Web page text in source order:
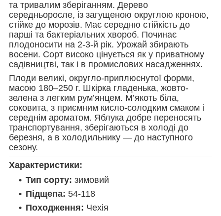
та тривалим зберіганням. Дерево
середньоросле, із загущеною округлою кроною,
стійке до морозів. Має середню стійкість до
парші та бактеріальних хвороб. Починає
плодоносити на 2-3-й рік. Урожай збирають
восени. Сорт високо цінується як у приватному
садівництві, так і в промислових насадженнях.
Плоди великі, округло-приплюснутої форми,
масою 180–250 г. Шкірка гладенька, жовто-
зелена з легким рум’янцем. М’якоть біла,
соковита, з приємним кисло-солодким смаком і
середнім ароматом. Яблука добре переносять
транспортування, зберігаються в холоді до
березня, а в холодильнику — до наступного
сезону.
Характеристики:
Тип сорту: зимовий
Підщепа: 54-118
Походження: Чехія